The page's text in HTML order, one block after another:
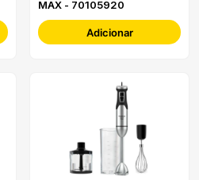
MAX - 70105920
Adicionar